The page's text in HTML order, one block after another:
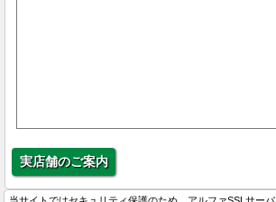
実店舗のご案内